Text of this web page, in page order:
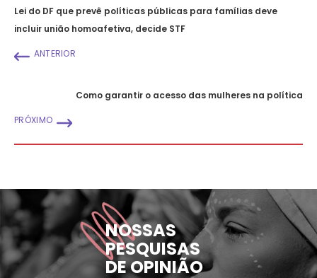
Lei do DF que prevê políticas públicas para famílias deve
incluir união homoafetiva, decide STF
ANTERIOR
Como garantir o acesso das mulheres na política
PRÓXIMO
NOSSAS
PESQUISAS
DE OPINIÃO